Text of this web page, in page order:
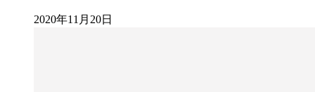
2020年11月20日